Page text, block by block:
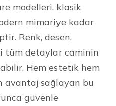
modelleri, klasik
mimariye kadar
Renk, desen,
tüm detaylar caminin
Hem estetik hem
avantaj sağlayan bu
güvenle